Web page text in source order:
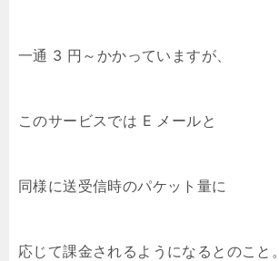
一通 3 円～かかっていますが、
このサービスでは E メールと
同様に送受信時のパケット量に
応じて課金されるようになるとのこと。